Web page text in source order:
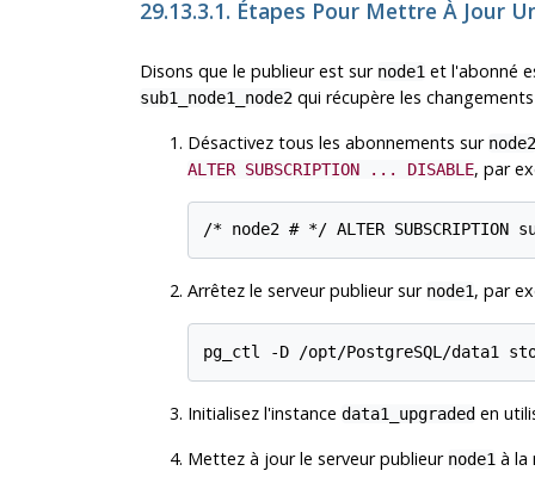
29.13.3.1. Étapes Pour Mettre À Jour
Disons que le publieur est sur node1 et l'abonné
sub1_node1_node2qui récupère les
Désactivez tous les abonnements sur node2
ALTER SUBSCRIPTION ... DISABLE, par
Arrêtez le serveur publieur sur node1, par
Initialisez l'instance data1_upgradeden
Mettez à jour le serveur publieur node1à la